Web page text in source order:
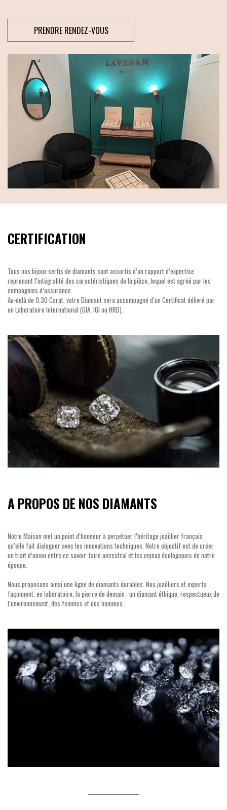
PRENDRE RENDEZ-VOUS
CERTIFICATION
Tous nos bijoux sertis de diamants sont assortis d’un rapport d’expertise
reprenant l’intégralité des caractéristiques de la pièce, lequel est agréé par les
compagnies d’assurance.
Au-delà de 0.30 Carat, votre Diamant sera accompagné d’un Certificat délivré par
un Laboratoire International (GIA, IGI ou HRD).
A PROPOS DE NOS DIAMANTS
Notre Maison met un point d’honneur à perpétuer l’héritage joaillier français
qu’elle fait dialoguer avec les innovations techniques. Notre objectif est de créer
un trait d’union entre ce savoir-faire ancestral et les enjeux écologiques de notre
époque.
Nous proposons ainsi une ligne de diamants durables. Nos joailliers et experts
façonnent, en laboratoire, la pierre de demain : un diamant éthique, respectueux de
l’environnement, des femmes et des hommes.